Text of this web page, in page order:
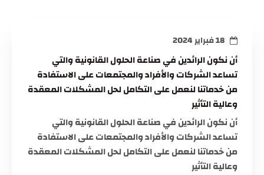
18 فبراير 2024
أن نكون الرائدين في صناعة الحلول القانونية والتي
تساعد الشركات والأفراد والمجتمعات على الاستفادة
من خدماتنا لنعمل على التكامل لحل المشكلات المعقدة
وعالية التأثير
أن نكون الرائدين في صناعة الحلول القانونية والتي
تساعد الشركات والأفراد والمجتمعات على الاستفادة
من خدماتنا لنعمل على التكامل لحل المشكلات المعقدة
وعالية التأثير